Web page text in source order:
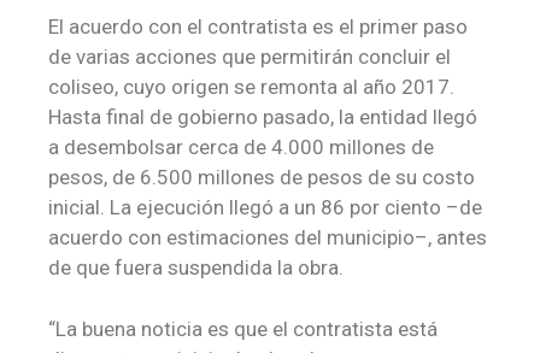
El acuerdo con el contratista es el primer paso
de varias acciones que permitirán concluir el
coliseo, cuyo origen se remonta al año 2017.
Hasta final de gobierno pasado, la entidad llegó
a desembolsar cerca de 4.000 millones de
pesos, de 6.500 millones de pesos de su costo
inicial. La ejecución llegó a un 86 por ciento –de
acuerdo con estimaciones del municipio–, antes
de que fuera suspendida la obra.
“La buena noticia es que el contratista está